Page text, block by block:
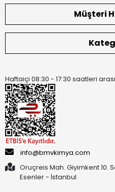
Müşteri
Haftaiçi 08:30 - 17:30 saatleri
info@bmvkimya.com
Oruçreis Mah. Giyimkent 10.
Esenler - İstanbul